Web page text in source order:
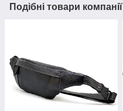
Подібні товари компанії